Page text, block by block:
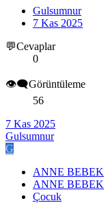
Gulsumnur
7 Kas 2025
💬Cevaplar
0
👁️‍🗨️Görüntüleme
56
7 Kas 2025
Gulsumnur
G
ANNE BEBEK
ANNE BEBEK
Çocuk